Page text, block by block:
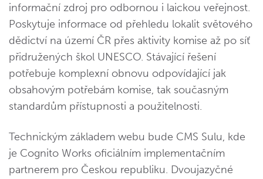
informační zdroj pro odbornou i laickou veřejnost.
Poskytuje informace od přehledu lokalit světového
dědictví na území ČR přes aktivity komise až po síť
přidružených škol UNESCO. Stávající řešení
potřebuje komplexní obnovu odpovídající jak
obsahovým potřebám komise, tak současným
standardům přístupnosti a použitelnosti.
Technickým základem webu bude CMS Sulu, kde
je Cognito Works oficiálním implementačním
partnerem pro Českou republiku. Dvoujazyčné